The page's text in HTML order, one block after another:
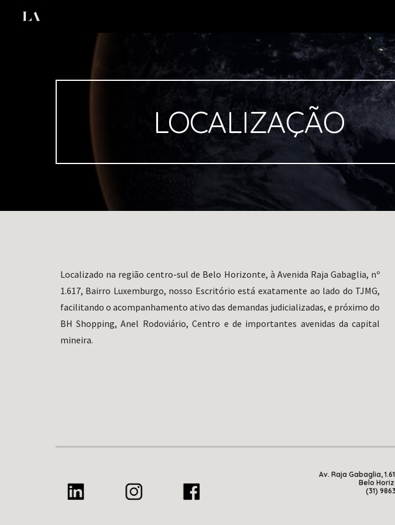
LOCALIZAÇÃO
Localizado na região centro-sul de Belo Horizonte, à Avenida Raja Gabaglia, nº
1.617, Bairro Luxemburgo, nosso Escritório está exatamente ao lado do TJMG,
facilitando o acompanhamento ativo das demandas judicializadas, e próximo do
BH Shopping, Anel Rodoviário, Centro e de importantes avenidas da capital
mineira.
Av. Raja Gabaglia,
Belo
(31)